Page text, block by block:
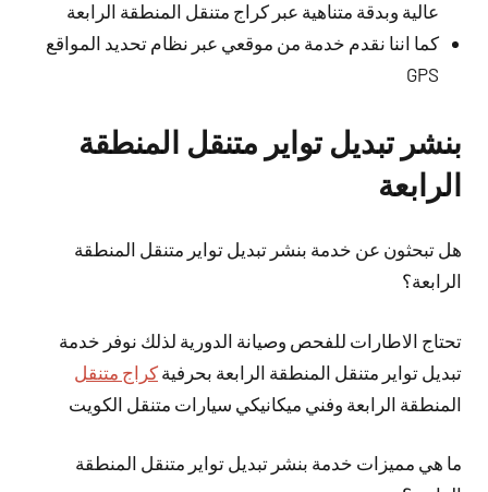
عالية وبدقة متناهية عبر كراج متنقل المنطقة الرابعة
كما اننا نقدم خدمة من موقعي عبر نظام تحديد المواقع
GPS
بنشر تبديل تواير متنقل المنطقة
الرابعة
هل تبحثون عن خدمة بنشر تبديل تواير متنقل المنطقة
الرابعة؟
تحتاج الاطارات للفحص وصيانة الدورية لذلك نوفر خدمة
تبديل تواير متنقل المنطقة الرابعة بحرفية كراج متنقل
المنطقة الرابعة وفني ميكانيكي سيارات متنقل الكويت
ما هي مميزات خدمة بنشر تبديل تواير متنقل المنطقة